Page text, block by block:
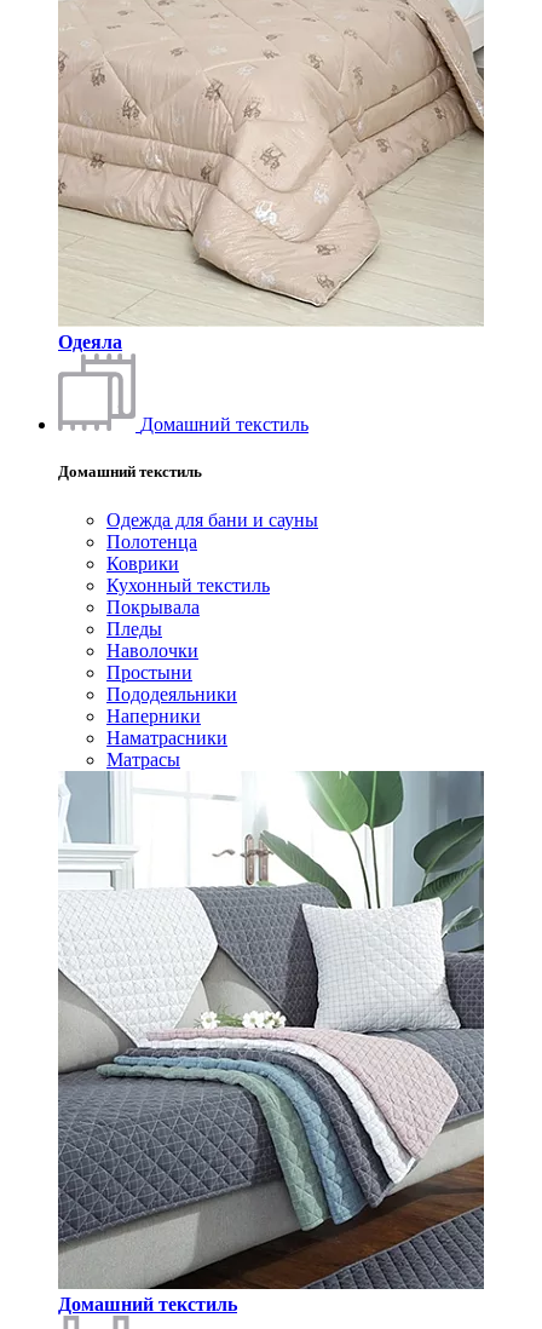
Одеяла
Домашний текстиль
Домашний текстиль
Одежда для бани и сауны
Полотенца
Коврики
Кухонный текстиль
Покрывала
Пледы
Наволочки
Простыни
Пододеяльники
Наперники
Наматрасники
Матрасы
Домашний текстиль